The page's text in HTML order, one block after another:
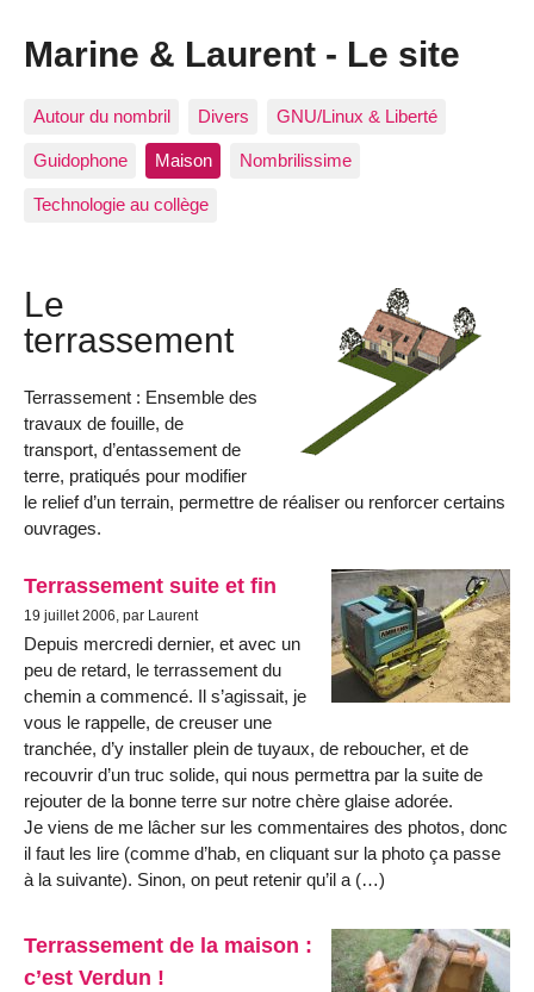
Marine & Laurent - Le site
Autour du nombril Divers GNU/Linux & Liberté
Guidophone Maison Nombrilissime
Technologie au collège
Le
terrassement
Terrassement : Ensemble des
travaux de fouille, de
transport, d’entassement de
terre, pratiqués pour modifier
le relief d’un terrain, permettre de réaliser ou renforcer certains
ouvrages.
Terrassement suite et fin
19 juillet 2006, par Laurent
Depuis mercredi dernier, et avec un
peu de retard, le terrassement du
chemin a commencé. Il s’agissait, je
vous le rappelle, de creuser une
tranchée, d’y installer plein de tuyaux, de reboucher, et de
recouvrir d’un truc solide, qui nous permettra par la suite de
rejouter de la bonne terre sur notre chère glaise adorée.
Je viens de me lâcher sur les commentaires des photos, donc
il faut les lire (comme d’hab, en cliquant sur la photo ça passe
à la suivante). Sinon, on peut retenir qu’il a (…)
Terrassement de la maison :
c’est Verdun !